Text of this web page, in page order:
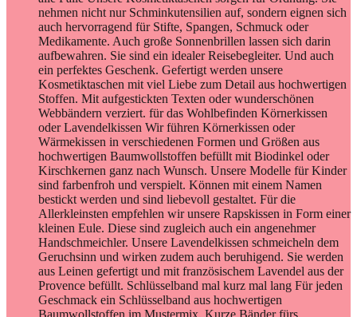
nehmen nicht nur Schminkutensilien auf, sondern eignen sich
auch hervorragend für Stifte, Spangen, Schmuck oder
Medikamente. Auch große Sonnenbrillen lassen sich darin
aufbewahren. Sie sind ein idealer Reisebegleiter. Und auch
ein perfektes Geschenk. Gefertigt werden unsere
Kosmetiktaschen mit viel Liebe zum Detail aus hochwertigen
Stoffen. Mit aufgestickten Texten oder wunderschönen
Webbändern verziert. für das Wohlbefinden Körnerkissen
oder Lavendelkissen Wir führen Körnerkissen oder
Wärmekissen in verschiedenen Formen und Größen aus
hochwertigen Baumwollstoffen befüllt mit Biodinkel oder
Kirschkernen ganz nach Wunsch. Unsere Modelle für Kinder
sind farbenfroh und verspielt. Können mit einem Namen
bestickt werden und sind liebevoll gestaltet. Für die
Allerkleinsten empfehlen wir unsere Rapskissen in Form einer
kleinen Eule. Diese sind zugleich auch ein angenehmer
Handschmeichler. Unsere Lavendelkissen schmeicheln dem
Geruchsinn und wirken zudem auch beruhigend. Sie werden
aus Leinen gefertigt und mit französischem Lavendel aus der
Provence befüllt. Schlüsselband mal kurz mal lang Für jeden
Geschmack ein Schlüsselband aus hochwertigen
Baumwollstoffen im Mustermix. Kurze Bänder fürs